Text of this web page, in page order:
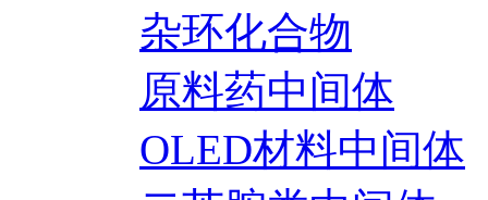
杂环化合物
原料药中间体
OLED材料中间体